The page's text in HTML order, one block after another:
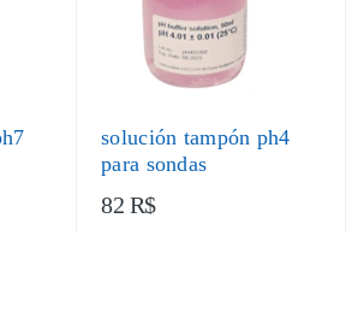
solución tampón ph4
para sondas
82 R$